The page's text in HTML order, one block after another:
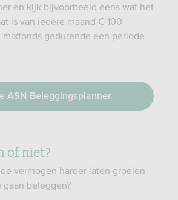
en kijk bijvoorbeeld eens wat het
is van iedere maand € 100
gedurende een periode
ASN Beleggingsplanner
of niet?
vermogen harder laten groeien
beleggen?